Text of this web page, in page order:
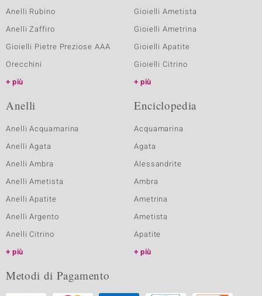
Anelli Rubino
Anelli Zaffiro
Gioielli Pietre Preziose AAA
Orecchini
più
Gioielli Ametista
Gioielli Ametrina
Gioielli Apatite
Gioielli Citrino
più
Anelli
Anelli Acquamarina
Anelli Agata
Anelli Ambra
Anelli Ametista
Anelli Apatite
Anelli Argento
Anelli Citrino
più
Enciclopedia
Acquamarina
Agata
Alessandrite
Ambra
Ametrina
Ametista
Apatite
più
Metodi di Pagamento